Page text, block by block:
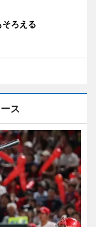
ろえる
ス